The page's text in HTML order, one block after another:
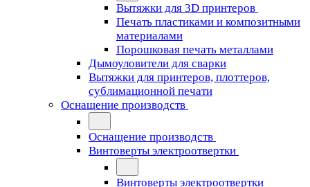
Вытяжки для 3D принтеров
Печать пластиками и композитными
материалами
Порошковая печать металлами
Дымоуловители для сварки
Вытяжки для принтеров, плоттеров,
сублимационной печати
Оснащение производств
Оснащение производств
Винтоверты электроотвертки
Винтоверты электроотвертки